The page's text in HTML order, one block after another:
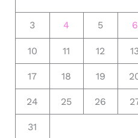
3 4 5 6
10 11 12
17 18 19
24 25 26
31